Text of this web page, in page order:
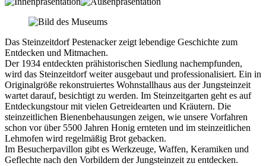
Das Steinzeitdorf Pestenacker zeigt lebendige Geschichte zum
Entdecken und Mitmachen.
Der 1934 entdeckten prähistorischen Siedlung nachempfunden,
wird das Steinzeitdorf weiter ausgebaut und professionalisiert. Ein in
Originalgröße rekonstruiertes Wohnstallhaus aus der Jungsteinzeit
wartet darauf, besichtigt zu werden. Im Steinzeitgarten geht es auf
Entdeckungstour mit vielen Getreidearten und Kräutern. Die
steinzeitlichen Bienenbehausungen zeigen, wie unsere Vorfahren
schon vor über 5500 Jahren Honig ernteten und im steinzeitlichen
Lehmofen wird regelmäßig Brot gebacken.
Im Besucherpavillon gibt es Werkzeuge, Waffen, Keramiken und
Geflechte nach den Vorbildern der Jungsteinzeit zu entdecken.